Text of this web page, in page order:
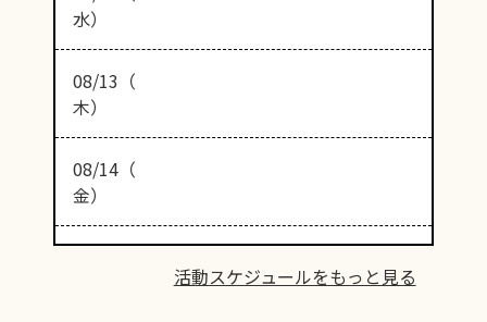
水）
08/13（
木）
08/14（
金）
活動スケジュールをもっと見る